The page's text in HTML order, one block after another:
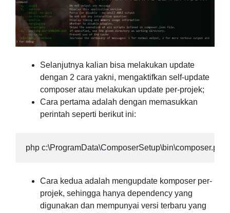
Selanjutnya kalian bisa melakukan update
dengan 2 cara yakni, mengaktifkan self-update
composer atau melakukan update per-projek;
Cara pertama adalah dengan memasukkan
perintah seperti berikut ini:
php
Cara kedua adalah mengupdate komposer per-
projek, sehingga hanya dependency yang
digunakan dan mempunyai versi terbaru yang